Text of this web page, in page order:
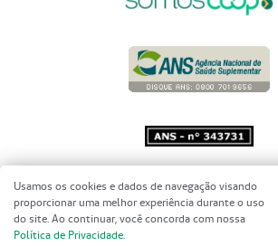
Copyright 2001 - 2026 Unimed do
Brasil - Todos os direitos reservados
Usamos os cookies e dados de navegação visando
proporcionar uma melhor experiência durante o uso
do site. Ao continuar, você concorda com nossa
Política de Privacidade.